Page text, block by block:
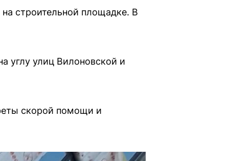
строительной площадке. В
углу улиц Вилоновской и
скорой помощи и